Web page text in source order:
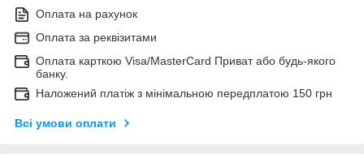
Оплата на рахунок
Оплата за реквізитами
Оплата карткою Visa/MasterCard Приват або будь-якого
банку.
Наложений платіж з мінімальною передплатою 150 грн
Всі умови оплати